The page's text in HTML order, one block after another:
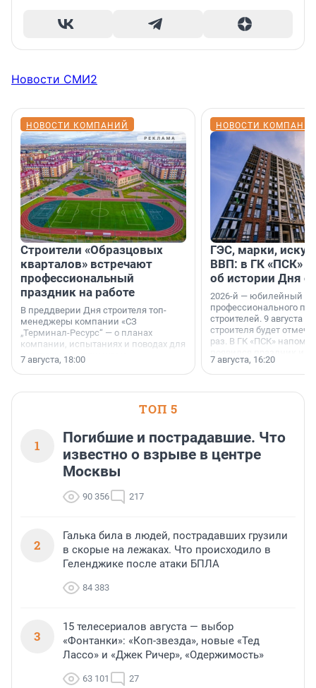
Новости СМИ2
НОВОСТИ КОМПАНИЙ
Строители «Образцовых
кварталов» встречают
профессиональный
праздник на работе
В преддверии Дня строителя топ-
менеджеры компании «СЗ
„Терминал-Ресурс“ — о планах
компании, испытаниях и поводах для
осторожного оптимизма.
7 августа, 18:00
НОВОСТИ
ГЭС, марки,
ВВП: в ГК «ПСК»
об истории Дня
2026-й — юбилейный
профессионального
строителей. 9 августа
строителя будет
раз. В ГК «ПСК»
поменялась роль
7 августа, 16:20
ТОП 5
1
Погибшие и пострадавшие. Что
известно о взрыве в центре
Москвы
90 356 217
2
Галька била в людей, пострадавших грузили
в скорые на лежаках. Что происходило в
Геленджике после атаки БПЛА
84 383
3
15 телесериалов августа — выбор
«Фонтанки»: «Коп-звезда», новые «Тед
Лассо» и «Джек Ричер», «Одержимость»
63 101 27